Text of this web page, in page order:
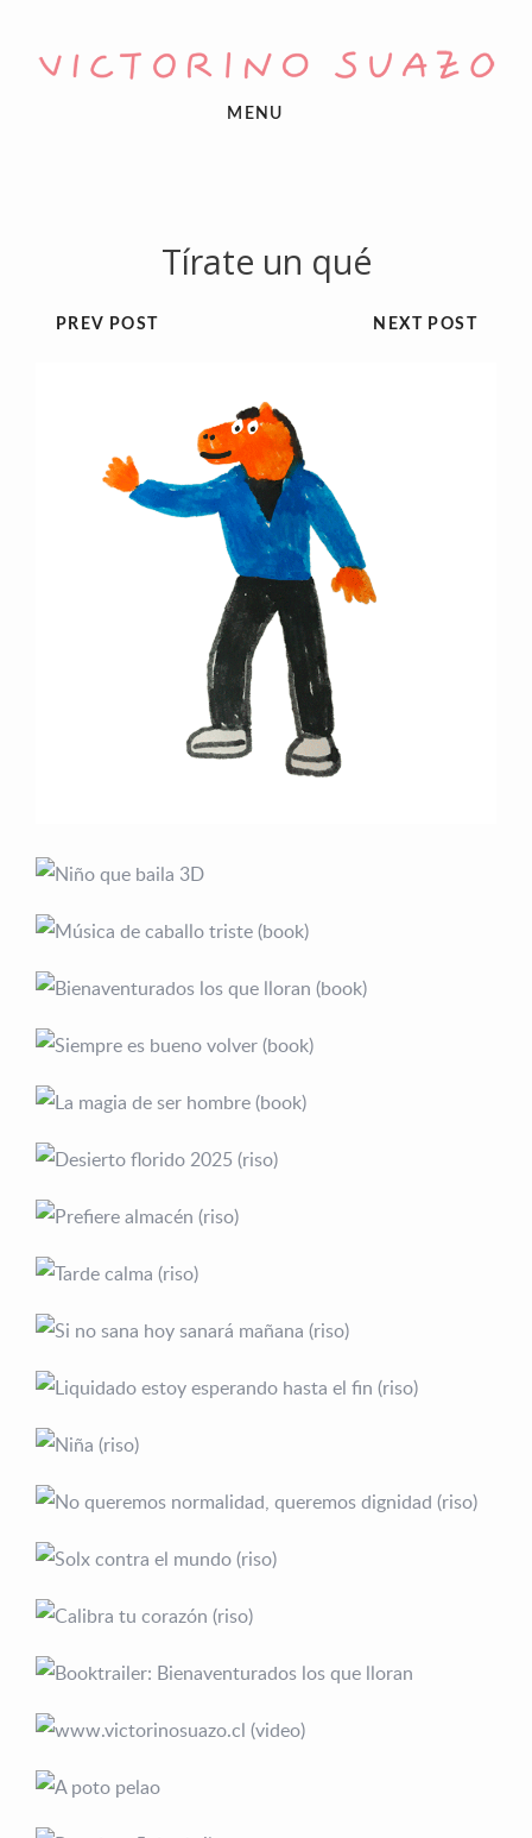
MENU
Tírate un qué
NEXT POST
PREV POST